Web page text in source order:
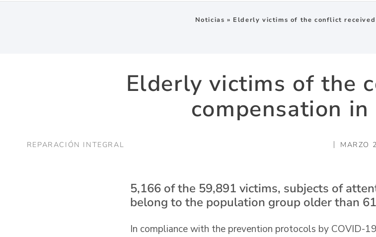
Noticias » Elderly victims of the conflict received
Elderly victims of the
compensation in
REPARACIÓN INTEGRAL MARZO
5,166 of the 59,891 victims, subjects of
belong to the population group older than
In compliance with the prevention protocols by COVID-